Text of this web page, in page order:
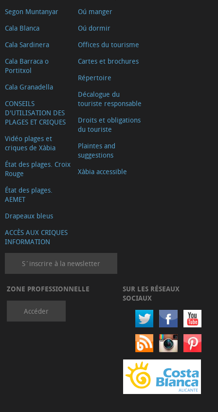
Segon Muntanyar
Cala Blanca
Cala Sardinera
Cala Barraca o
Portitxol
Cala Granadella
CONSEILS
D'UTILISATION DES
PLAGES ET CRIQUES
Vidéo plages et
criques de Xàbia
État des plages. Croix
Rouge
État des plages.
AEMET
Drapeaux bleus
ACCÈS AUX CRIQUES
INFORMATION
Oú manger
Oú dormir
Offices du tourisme
Cartes et brochures
Répertoire
Décalogue du
touriste responsable
Droits et obligations
du touriste
Plaintes and
suggestions
Xàbia accessible
S´inscrire à la newsletter
ZONE PROFESSIONNELLE
Accéder
SUR LES RÉSEAUX
SOCIAUX